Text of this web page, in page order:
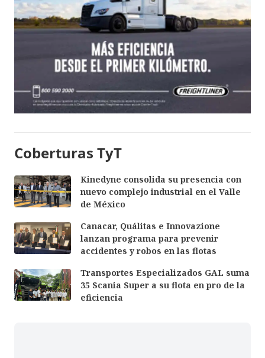
Coberturas TyT
Kinedyne consolida su presencia con
nuevo complejo industrial en el Valle
de México
Canacar, Quálitas e Innovazione
lanzan programa para prevenir
accidentes y robos en las flotas
Transportes Especializados GAL suma
35 Scania Super a su flota en pro de la
eficiencia